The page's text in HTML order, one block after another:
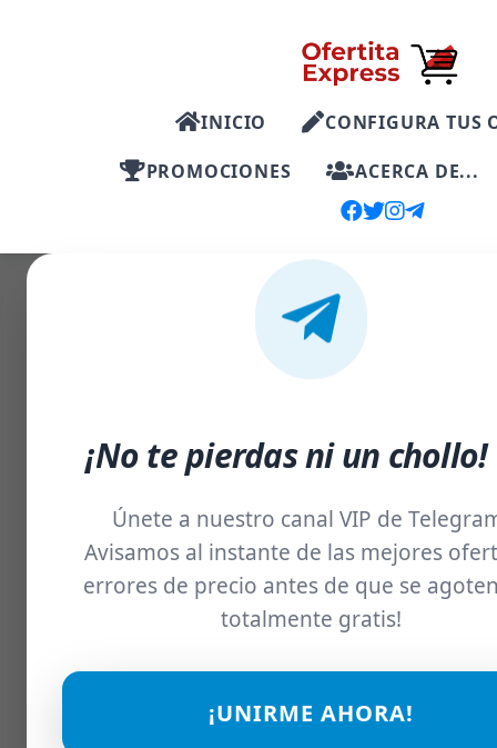
INICIO
CONFIGURA TUS
PROMOCIONES
ACERCA DE...
¡No te pierdas ni un
Únete a nuestro canal VIP de
Avisamos al instante de las mejores
errores de precio antes de que se
totalmente gratis!
¡UNIRME AHORA!